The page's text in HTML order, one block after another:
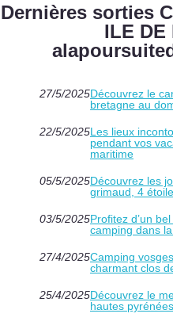
Dernières sorties
ILE DE
27/5/2025Découvrez le
bretagne au
22/5/2025Les lieux
pendant vos
maritime
05/5/2025Découvrez les
grimaud, 4
03/5/2025Profitez d’un
camping dans
27/4/2025Camping
charmant clos
25/4/2025Découvrez le
hautes